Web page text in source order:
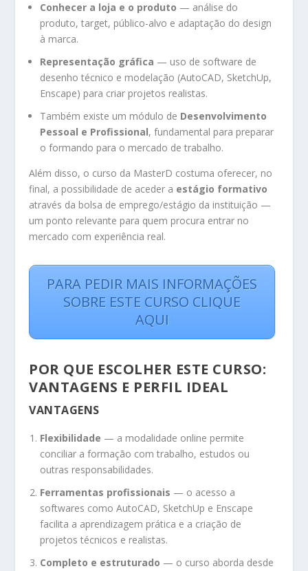
Conhecer a loja e o produto — análise do
produto, target, público-alvo e adaptação do design
à marca.
Representação gráfica — uso de software de
desenho técnico e modelação (AutoCAD, SketchUp,
Enscape) para criar projetos realistas.
Também existe um módulo de Desenvolvimento
Pessoal e Profissional, fundamental para preparar
o formando para o mercado de trabalho.
Além disso, o curso da MasterD costuma oferecer, no
final, a possibilidade de aceder a estágio formativo
através da bolsa de emprego/estágio da instituição —
um ponto relevante para quem procura entrar no
mercado com experiência real.
PARA PEDIR MAIS INFORMAÇÕES
SOBRE ESTE CURSO CLIQUE
AQUI
POR QUE ESCOLHER ESTE CURSO:
VANTAGENS E PERFIL IDEAL
VANTAGENS
Flexibilidade — a modalidade online permite
conciliar a formação com trabalho, estudos ou
outras responsabilidades.
Ferramentas profissionais — o acesso a
softwares como AutoCAD, SketchUp e Enscape
facilita a aprendizagem prática e a criação de
projetos técnicos e realistas.
Completo e estruturado — o curso aborda desde